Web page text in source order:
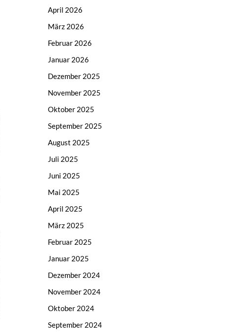
April 2026
März 2026
Februar 2026
Januar 2026
Dezember 2025
November 2025
Oktober 2025
September 2025
August 2025
Juli 2025
Juni 2025
Mai 2025
April 2025
März 2025
Februar 2025
Januar 2025
Dezember 2024
November 2024
Oktober 2024
September 2024